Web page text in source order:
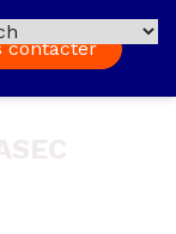
contacter